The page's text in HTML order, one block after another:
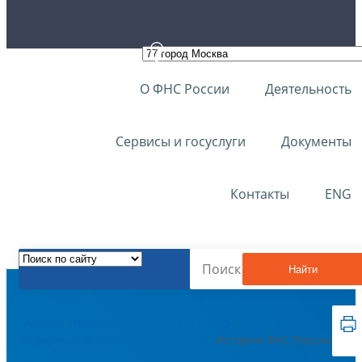
О ФНС России Деятельность
Сервисы и госуслуги Документы
Контакты ENG
Найти
История ФНС России